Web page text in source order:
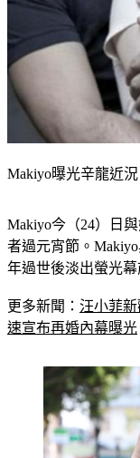
Makiyo曝光辛龍近
Makiyo今（24）日
者過元宵節。
年過世後淡出螢光
更多新聞： 汪小菲
速宣布再婚內幕曝光